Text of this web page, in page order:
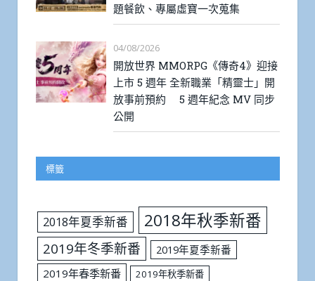
題餐飲、專屬虛寶一次蒐集
04/08/2026
開放世界 MMORPG《傳奇4》迎接
上市 5 週年 全新職業「精靈士」開
放事前預約 5 週年紀念 MV 同步
公開
標籤
2018年夏季新番 2018年秋季新番
2019年冬季新番
2019年夏季新番
2019年春季新番
2019年秋季新番